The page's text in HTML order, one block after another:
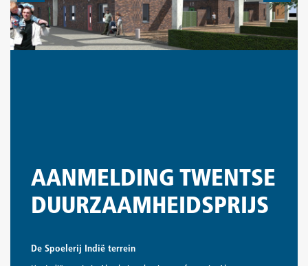
AANMELDING TWENTSE
DUURZAAMHEIDSPRIJS
De Spoelerij Indië terrein